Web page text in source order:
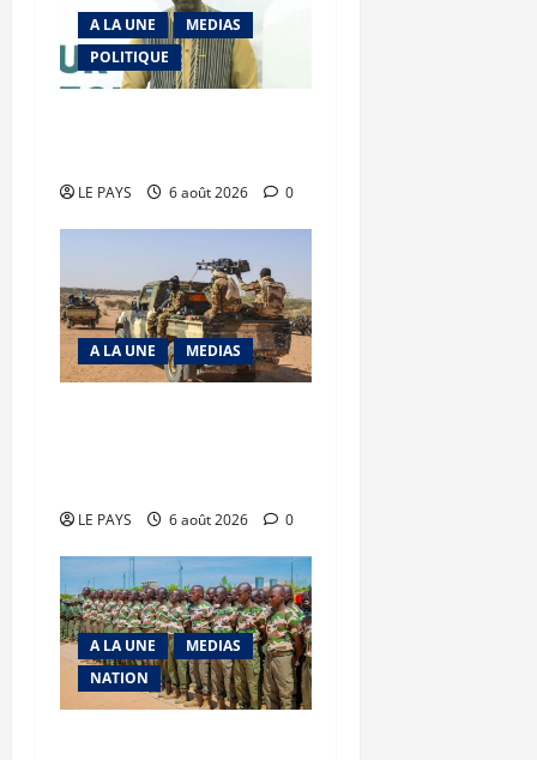
A LA UNE
MEDIAS
POLITIQUE
LE PAYS 6 août 2026 0
A LA UNE MEDIAS
LE PAYS 6 août 2026 0
A LA UNE
MEDIAS
NATION